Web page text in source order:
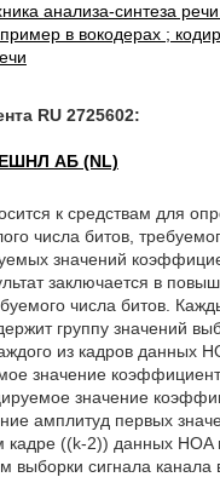
анализа-синтеза
в вокодерах ;
RU 2725602:
АБ (NL)
к средствам для
числа битов,
значений
заключается в
числа битов.
группу значений
из кадров данных
значение
значение
амплитуд первых
кадре ((k-2)) данных
выборки сигнала